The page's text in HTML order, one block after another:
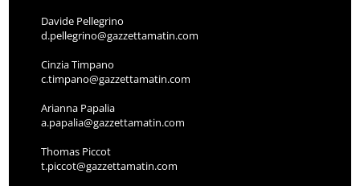
Davide Pellegrino
d.pellegrino@gazzettamatin.com
Cinzia Timpano
c.timpano@gazzettamatin.com
Arianna Papalia
a.papalia@gazzettamatin.com
Thomas Piccot
t.piccot@gazzettamatin.com